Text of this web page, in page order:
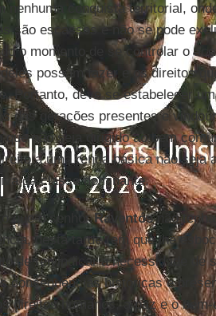
nenhuma conquista territorial,
são escassos e não se pode
o momento de se controlar o
possam fazer e os direitos
Portanto, deve se estabelecer
das gerações presentes e
que não seja dirigido ao bem
a uma renda básica não seja
da classe dominante.
que o senhorRaventósnão
desta tarde (em que lhe
de reivindicar a necessidade de
consequências históricas e
direitos humanos, a paz e o